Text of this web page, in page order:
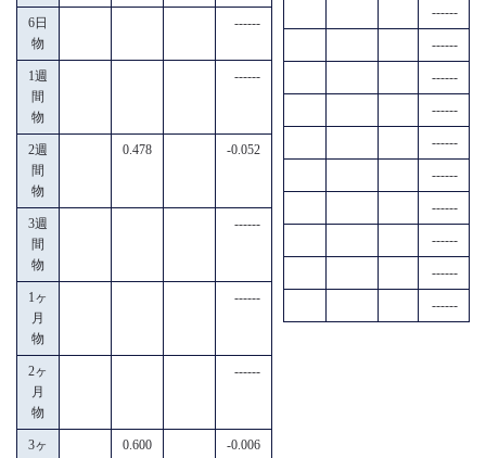
6日
物
------
1週
間
物
------
2週
間
物
0.478 -0.052
3週
間
物
------
1ヶ
月
物
------
2ヶ
月
物
------
3ヶ
0.600 -0.006
------
------
------
------
------
------
------
------
------
------